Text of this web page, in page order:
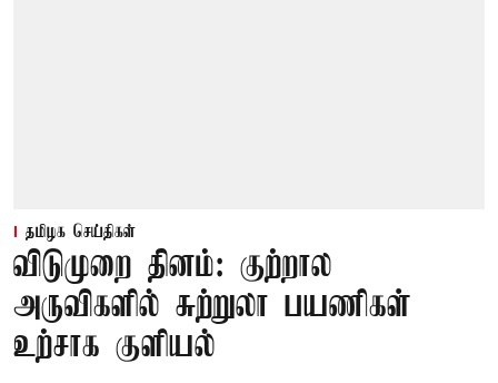
தமிழக செய்திகள்
விடுமுறை தினம்: குற்றால
அருவிகளில் சுற்றுலா பயணிகள்
உற்சாக குளியல்